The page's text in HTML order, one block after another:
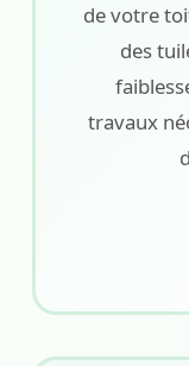
de votre
des
travaux